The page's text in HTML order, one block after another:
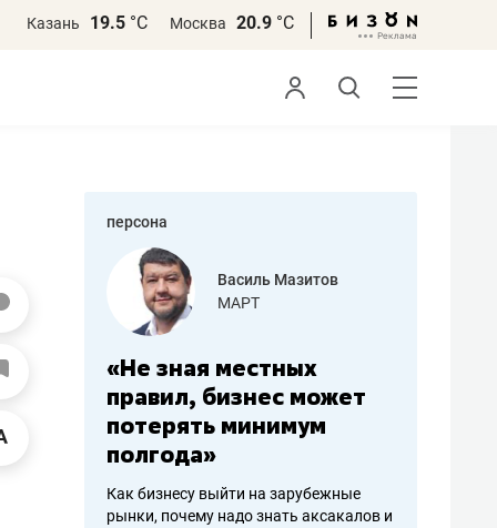
Казань 19.5 °С Москва 20.9 °С
персона
работа
Василь Мазитов
МАРТ
«Не зная местных
правил, бизнес может
потерять минимум
полгода»
Как бизнесу выйти на зарубежные
рынки, почему надо знать аксакалов и